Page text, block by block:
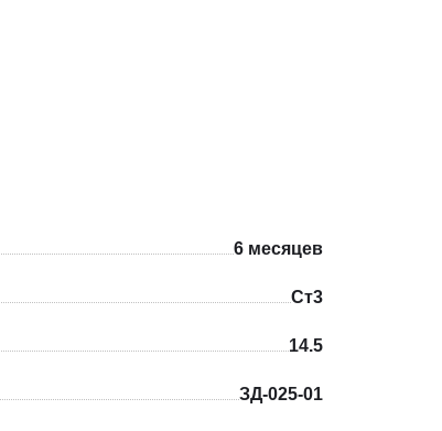
6 месяцев
Ст3
14.5
ЗД-025-01